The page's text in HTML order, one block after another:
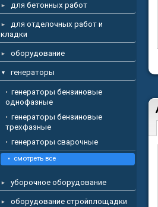
для бетонных работ
для отделочных работ и
кладки
оборудование
генераторы
генераторы бензиновые
однофазные
генераторы бензиновые
трехфазные
генераторы сварочные
смотреть все
уборочное оборудование
оборудование стройплощадки